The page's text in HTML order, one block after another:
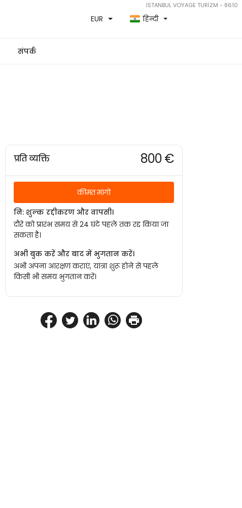
İSTANBUL VOYAGE TURİZM - 8610
EUR हिन्दी
संपर्क
प्रति व्यक्ति 800 €
कीमत मांगो
नि: शुल्क रद्दीकरण और वापसी।
दौरे को प्रारंभ समय से 24 घंटे पहले तक रद्द किया जा
सकता है।
अभी बुक करें और बाद में भुगतान करें।
अभी अपना आरक्षण कराएं, यात्रा शुरू होने से पहले
किसी भी समय भुगतान करें।